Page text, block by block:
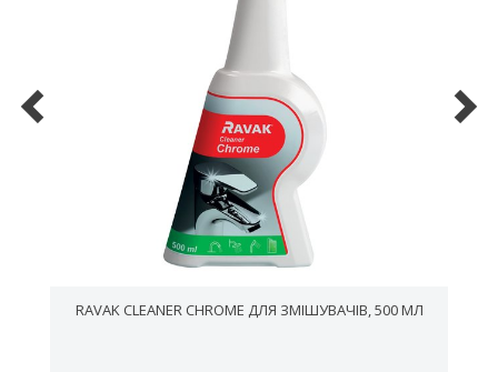
RAVAK CLEANER CHROME ДЛЯ ЗМІШУВАЧІВ, 500 МЛ